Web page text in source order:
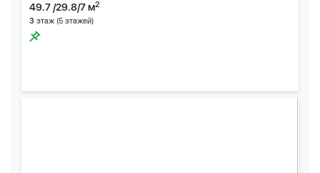
49.7 /29.8/7 м2
3 этаж (5 этажей)